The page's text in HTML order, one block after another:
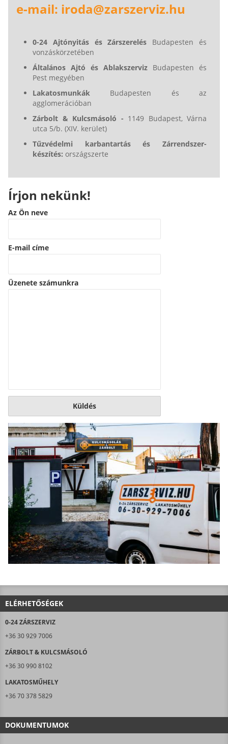
e-mail: iroda@zarszerviz.hu
0-24 Ajtónyitás és Zárszerelés Budapesten és
vonzáskörzetében
Általános Ajtó és Ablakszerviz Budapesten és
Pest megyében
Lakatosmunkák Budapesten és az
agglomerációban
Zárbolt & Kulcsmásoló - 1149 Budapest, Várna
utca 5/b. (XIV. kerület)
Tűzvédelmi karbantartás és Zárrendszer-
készítés: országszerte
Írjon nekünk!
Az Ön neve
E-mail címe
Üzenete számunkra
ELÉRHETŐSÉGEK
0-24 ZÁRSZERVIZ
+36 30 929 7006
ZÁRBOLT & KULCSMÁSOLÓ
+36 30 990 8102
LAKATOSMŰHELY
+36 70 378 5829
DOKUMENTUMOK